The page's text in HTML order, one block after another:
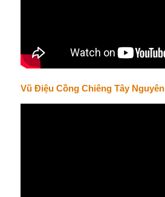
Vũ Điệu Cồng Chiêng Tây Nguyên